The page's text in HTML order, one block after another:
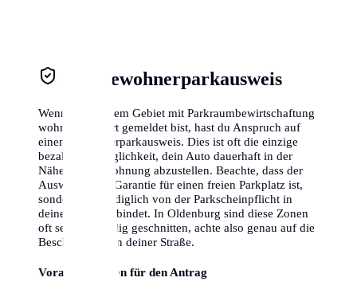
Der Bewohnerparkausweis
Wenn du in einem Gebiet mit Parkraumbewirtschaftung
wohnst and dort gemeldet bist, hast du Anspruch auf
einen Bewohnerparkausweis. Dies ist oft die einzige
bezahlbare Möglichkeit, dein Auto dauerhaft in der
Nähe deiner Wohnung abzustellen. Beachte, dass der
Ausweis keine Garantie für einen freien Parkplatz ist,
sondern dich lediglich von der Parkscheinpflicht in
deiner Zone entbindet. In Oldenburg sind diese Zonen
oft sehr kleinteilig geschnitten, achte also genau auf die
Beschilderung in deiner Straße.
Voraussetzungen für den Antrag